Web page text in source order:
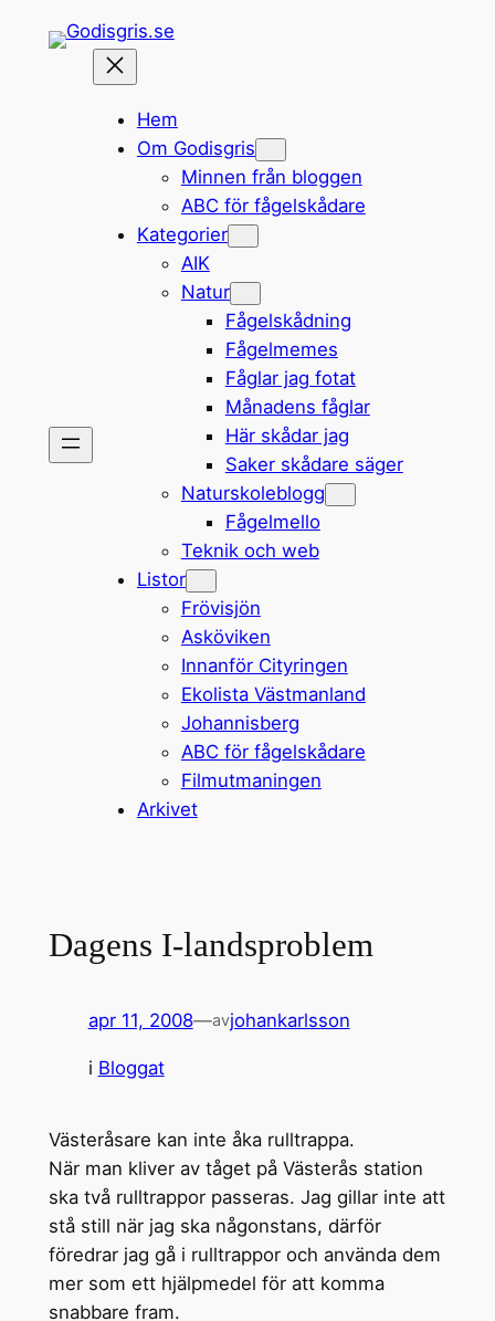
Hem
Om Godisgris
Minnen från bloggen
ABC för fågelskådare
Kategorier
AIK
Natur
Fågelskådning
Fågelmemes
Fåglar jag fotat
Månadens fåglar
Här skådar jag
Saker skådare säger
Naturskoleblogg
Fågelmello
Teknik och web
Listor
Frövisjön
Asköviken
Innanför Cityringen
Ekolista Västmanland
Johannisberg
ABC för fågelskådare
Filmutmaningen
Arkivet
Dagens I-landsproblem
apr 11, 2008—avjohankarlsson
i Bloggat
Västeråsare kan inte åka rulltrappa.
När man kliver av tåget på Västerås station
ska två rulltrappor passeras. Jag gillar inte att
stå still när jag ska någonstans, därför
föredrar jag gå i rulltrappor och använda dem
mer som ett hjälpmedel för att komma
snabbare fram.